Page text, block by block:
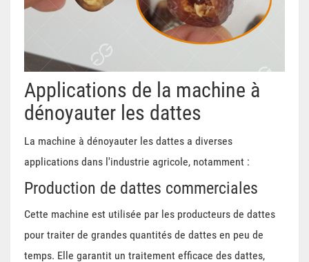
Applications de la machine à
dénoyauter les dattes
La machine à dénoyauter les dattes a diverses
applications dans l'industrie agricole, notamment :
Production de dattes commerciales
Cette machine est utilisée par les producteurs de dattes
pour traiter de grandes quantités de dattes en peu de
temps. Elle garantit un traitement efficace des dattes,